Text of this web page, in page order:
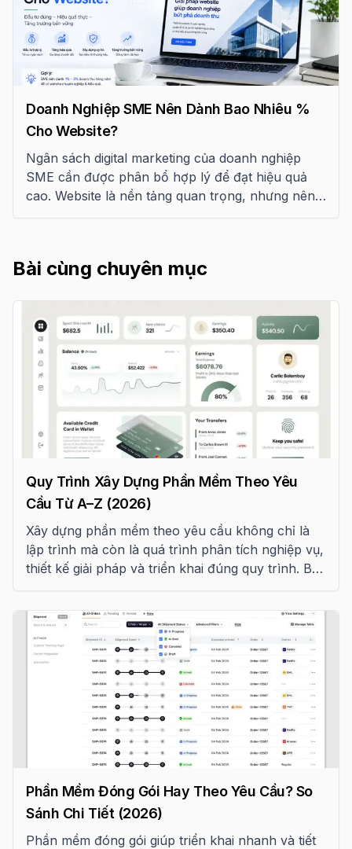
Doanh Nghiệp SME Nên Dành Bao Nhiêu %
Cho Website?
Ngân sách digital marketing của doanh nghiệp
SME cần được phân bổ hợp lý để đạt hiệu quả
cao. Website là nền tảng quan trọng, nhưng nên
Bài cùng chuyên mục
Quy Trình Xây Dựng Phần Mềm Theo Yêu
Cầu Từ A–Z (2026)
Xây dựng phần mềm theo yêu cầu không chỉ là
lập trình mà còn là quá trình phân tích nghiệp vụ,
thiết kế giải pháp và triển khai đúng quy trình. Bài
ro thường gặp và checklist hợp đồng trước khi
bắt đầu dự án.
Phần Mềm Đóng Gói Hay Theo Yêu Cầu? So
Sánh Chi Tiết (2026)
Phần mềm đóng gói giúp triển khai nhanh và tiết